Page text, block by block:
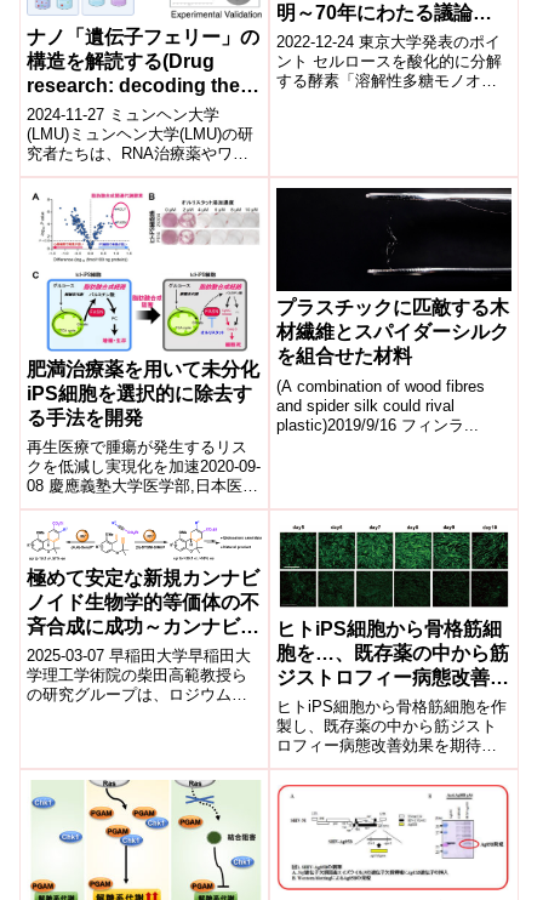
ナノ「遺伝子フェリー」の
構造を解読する(Drug
research: decoding the
structure of nano ‘gene
ferries’)
2024-11-27 ミュンヘン大学
(LMU)ミュンヘン大学(LMU)の研
究者たちは、RNA治療薬やワク
チンを標的細胞に届けるカチオ
ン性ポリマーの分子レベルで
の...
明～70年にわたる議論に
終止符～
2022-12-24 東京大学発表のポイ
ント セルロースを酸化的に分解
する酵素「溶解性多糖モノオキ
肥満治療薬を用いて未分化
iPS細胞を選択的に除去す
る手法を開発
再生医療で腫瘍が発生するリス
クを低減し実現化を加速2020-09-
08 慶應義塾大学医学部,日本医療
研究開発機構慶應義塾大学医学
部循環器内科学教室の遠山周吾
特任...
プラスチックに匹敵する木
材繊維とスパイダーシルク
を組合せた材料
(A combination of wood fibres
and spider silk could rival
plastic)2019/9/16 フィンラ...
極めて安定な新規カンナビ
ノイド生物学的等価体の不
斉合成に成功～カンナビノ
イドの医薬的応用へ期待～
2025-03-07 早稲田大学​早稲田大
学理工学術院の柴田高範教授ら
の研究グループは、ロジウム触
ヒトiPS細胞から骨格筋細
胞を…、既存薬の中から筋
ジストロフィー病態改善効
果を期待できる化合物
ヒトiPS細胞から骨格筋細胞を作
製し、既存薬の中から筋ジスト
ロフィー病態改善効果を期待で
きる化合物を見出すことに成功
2019-07-01 京都大学iPS研究所
ポ...